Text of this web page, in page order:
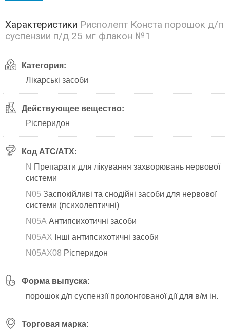
Характеристики Рисполепт Конста порошок д/п
суспензии п/д 25 мг флакон №1
Категория:
Лікарські засоби
Действующее вещество:
Рісперидон
Код АТС/ATX:
N Препарати для лікування захворювань нервової
системи
N05 Заспокійливі та снодійні засоби для нервової
системи (психолептичні)
N05A Антипсихотичні засоби
N05AX Інші антипсихотичні засоби
N05AX08 Рісперидон
Форма выпуска:
порошок д/п суспензії пролонгованої дії для в/м ін.
Торговая марка: